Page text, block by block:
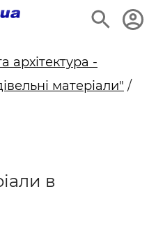
архітектура -
матеріали" /
в